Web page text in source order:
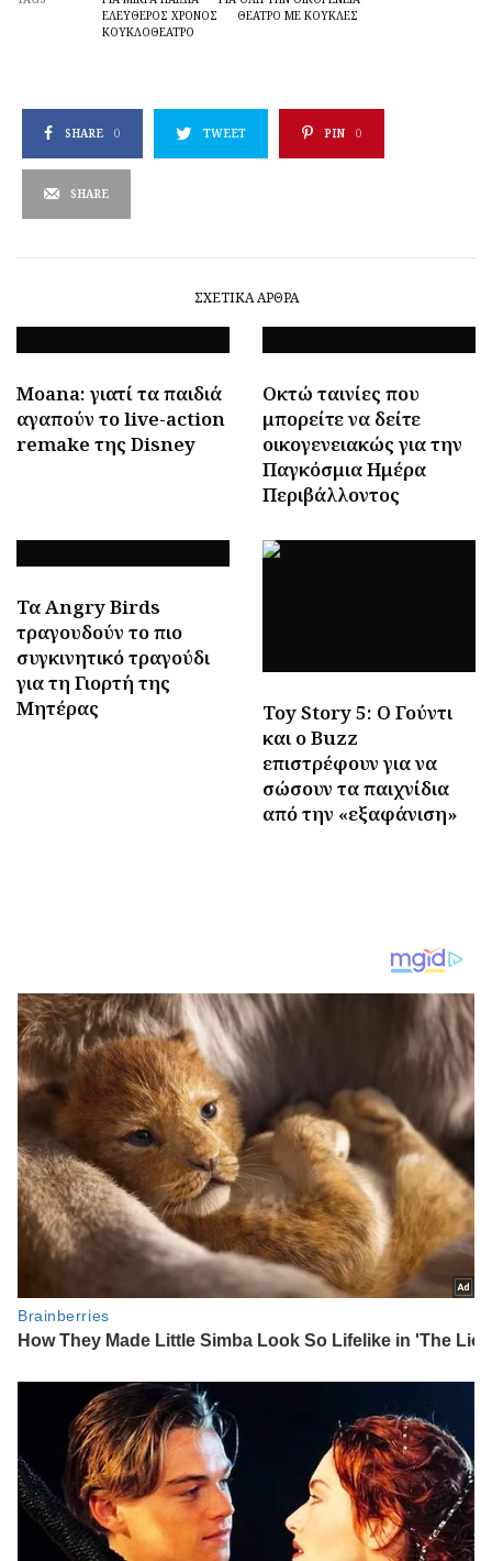
ΕΛΕΥΘΕΡΟΣ ΧΡΟΝΟΣ
ΘΈΑΤΡΟ ΜΕ ΚΟΎΚΛΕΣ
ΚΟΥΚΛΟΘΈΑΤΡΟ
SHARE 0 TWEET PIN 0
SHARE
ΣΧΕΤΙΚΆ ΆΡΘΡΑ
Moana: γιατί τα παιδιά
αγαπούν το live-action
remake της Disney
Οκτώ ταινίες που
μπορείτε να δείτε
οικογενειακώς για την
Παγκόσμια Ημέρα
Περιβάλλοντος
Τα Angry Birds
τραγουδούν το πιο
συγκινητικό τραγούδι
για τη Γιορτή της
Μητέρας
Toy Story 5: Ο Γούντι
και ο Buzz
επιστρέφουν για να
σώσουν τα παιχνίδια
από την «εξαφάνιση»